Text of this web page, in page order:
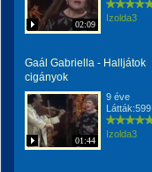
02:09
Izolda3
Gaál Gabriella - Halljátok
cigányok
01:44
9 éve
Látták:599
Izolda3